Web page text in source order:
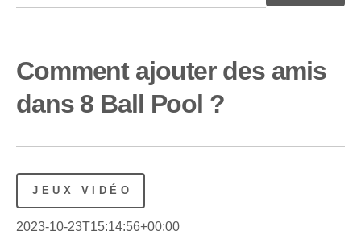
Comment ajouter des amis
dans 8 Ball Pool ?
JEUX VIDÉO
2023-10-23T15:14:56+00:00